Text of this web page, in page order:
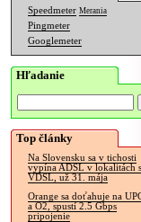
Speedmeter Merania
Pingmeter
Googlemeter
Hľadanie
Top články
Na Slovensku sa v tichosti
vypína ADSL v lokalitách s
VDSL, už 31. mája
Orange sa doťahuje na
a O2, spustí 2.5 Gbps
pripojenie